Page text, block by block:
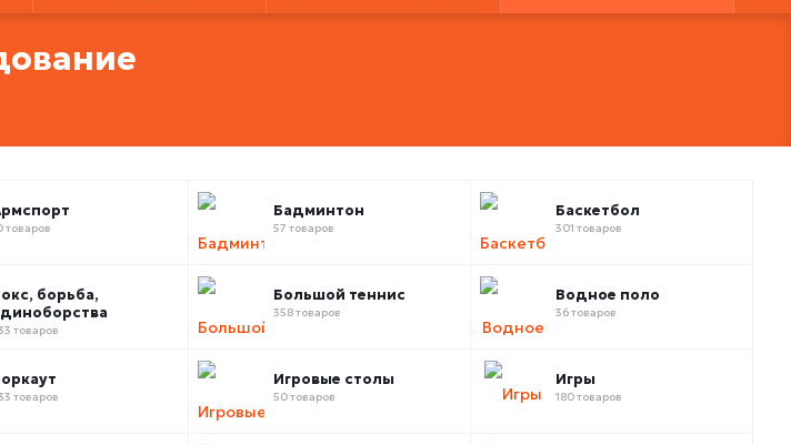
товаров
Бадминтон
57 товаров
Баскетбол
301 товаров
борьба,
товаров
Большой теннис
358 товаров
Водное поло
36 товаров
товаров
Игровые столы
50 товаров
Игры
180 товаров